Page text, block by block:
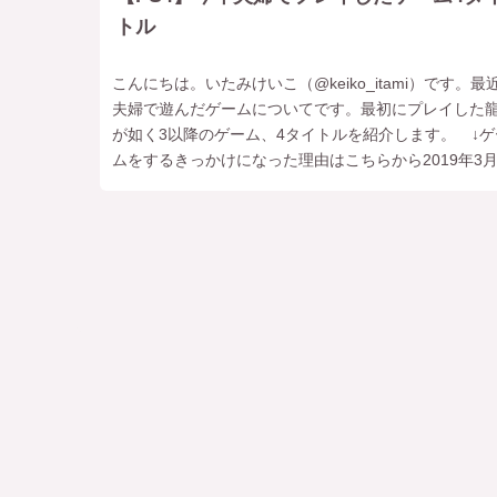
トル
こんにちは。いたみけいこ（‎@keiko_itami）です。最
夫婦で遊んだゲームについてです。最初にプレイした
が如く3以降のゲーム、4タイトルを紹介します。 ↓ゲ
ムをするきっかけになった理由はこちらから2019年3月